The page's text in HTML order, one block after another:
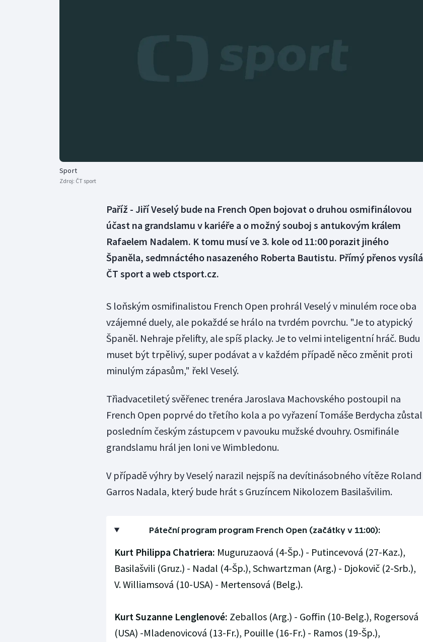
Sport
Zdroj: ČT sport
Paříž - Jiří Veselý bude na French Open bojovat o druhou osmifinálovou
účast na grandslamu v kariéře a o možný souboj s antukovým králem
Rafaelem Nadalem. K tomu musí ve 3. kole od 11:00 porazit jiného
Španěla, sedmnáctého nasazeného Roberta Bautistu. Přímý přenos vysílá
ČT sport a web ctsport.cz.
S loňským osmifinalistou French Open prohrál Veselý v minulém roce oba
vzájemné duely, ale pokaždé se hrálo na tvrdém povrchu. "Je to atypický
Španěl. Nehraje přelifty, ale spíš placky. Je to velmi inteligentní hráč. Budu
muset být trpělivý, super podávat a v každém případě něco změnit proti
minulým zápasům," řekl Veselý.
Třiadvacetiletý svěřenec trenéra Jaroslava Machovského postoupil na
French Open poprvé do třetího kola a po vyřazení Tomáše Berdycha zůstal
posledním českým zástupcem v pavouku mužské dvouhry. Osmifinále
grandslamu hrál jen loni ve Wimbledonu.
V případě výhry by Veselý narazil nejspíš na devítinásobného vítěze Roland
Garros Nadala, který bude hrát s Gruzíncem Nikolozem Basilašvilim.
Páteční program program French Open (začátky v 11:00):
Kurt Philippa Chatriera: Muguruzaová (4-Šp.) - Putincevová (27-Kaz.),
Basilašvili (Gruz.) - Nadal (4-Šp.), Schwartzman (Arg.) - Djokovič (2-Srb.),
V. Williamsová (10-USA) - Mertensová (Belg.).
Kurt Suzanne Lenglenové: Zeballos (Arg.) - Goffin (10-Belg.), Rogersová
(USA) -Mladenovicová (13-Fr.), Pouille (16-Fr.) - Ramos (19-Šp.),